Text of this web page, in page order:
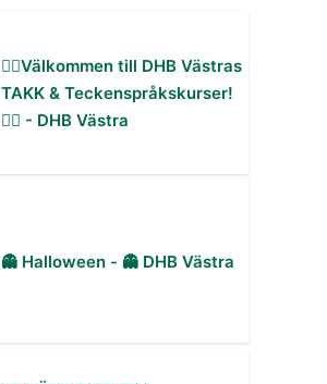
✋🏻Välkommen till DHB Västras
TAKK & Teckenspråkskurser!
✋🏻 - DHB Västra
👻 Halloween - 👻 DHB Västra